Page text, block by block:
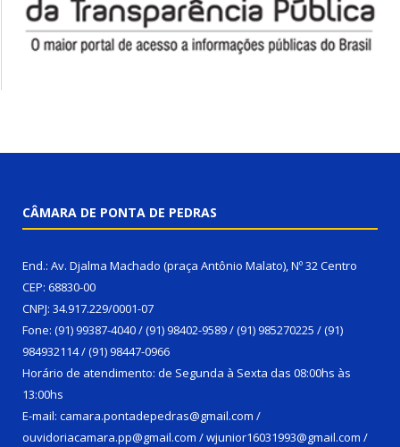
CÂMARA DE PONTA DE PEDRAS
End.: Av. Djalma Machado (praça Antônio Malato), Nº 32 Centro
CEP: 68830-00
CNPJ: 34.917.229/0001-07
Fone: (91) 99387-4040 / (91) 98402-9589 / (91) 985270225 / (91)
984932114 / (91) 98447-0966
Horário de atendimento: de Segunda à Sexta das 08:00hs às
13:00hs
E-mail: camara.pontadepedras@gmail.com /
ouvidoriacamara.pp@gmail.com / wjunior16031993@gmail.com /